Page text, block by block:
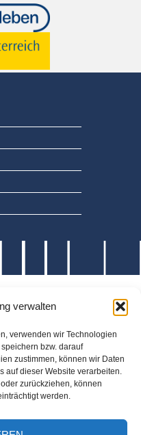
verwalten
verwenden wir Technologien
bzw. darauf
zustimmen, können wir Daten
auf dieser Website verarbeiten.
zurückziehen, können
werden.